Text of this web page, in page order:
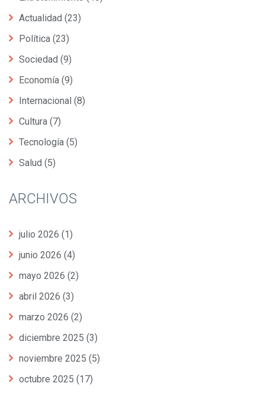
Actualidad (23)
Política (23)
Sociedad (9)
Economía (9)
Internacional (8)
Cultura (7)
Tecnología (5)
Salud (5)
ARCHIVOS
julio 2026 (1)
junio 2026 (4)
mayo 2026 (2)
abril 2026 (3)
marzo 2026 (2)
diciembre 2025 (3)
noviembre 2025 (5)
octubre 2025 (17)